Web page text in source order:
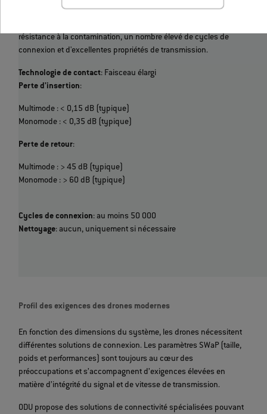
résistance à la contamination, un nombre élevé de cycles de
connexion et d'excellentes propriétés de transmission.
Technologie de contact: Faisceau élargi
Perte d'insertion:
Multimode : < 0,15 dB (typique)
Monomode : < 0,35 dB (typique)
Perte de retour:
Multimode : > 45 dB (typique)
Monomode : > 60 dB (typique)
Cycles de connexion: au moins 50 000
Nettoyage: aucun, uniquement si nécessaire
Profil des exigences des drones modernes
En fonction des dimensions du système, les drones nécessitent
différentes solutions de connexion. Les paramètres SWaP (taille,
poids et performances) sont toujours au cœur des
préoccupations et s’accompagnent d’exigences élevées en
matière d’intégrité du signal et de vitesse de transmission.
ODU propose des solutions de connectivité spécialisées pouvant